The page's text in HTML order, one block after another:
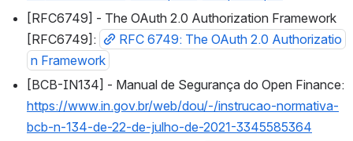
[RFC6749] - The OAuth 2.0 Authorization Framework
[RFC6749]:
RFC 6749: The OAuth 2.0 Authorizatio
n Framework
https://www.in.gov.br/web/dou/-/instrucao-normativa-
bcb-n-134-de-22-de-julho-de-2021-3345585364